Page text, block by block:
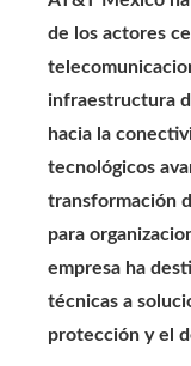
de los actores
infraestructura
hacia la
tecnológicos
transformación
para
empresa ha
técnicas a
protección y el